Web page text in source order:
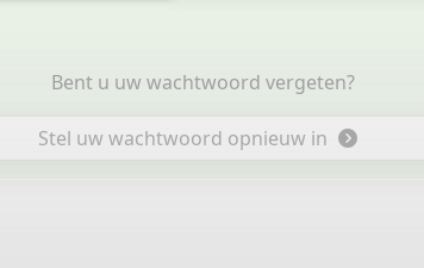
Bent u uw wachtwoord vergeten?
Stel uw wachtwoord opnieuw in